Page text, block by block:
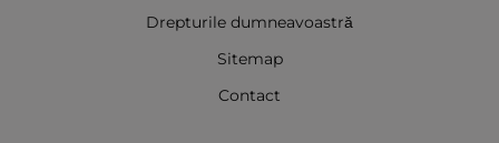
Drepturile dumneavoastră
Sitemap
Contact